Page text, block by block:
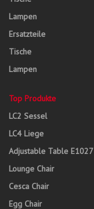
Lampen
Ersatzteile
Tische
Lampen
Top Produkte
LC2 Sessel
LC4 Liege
Adjustable Table E1027
Lounge Chair
Cesca Chair
Egg Chair